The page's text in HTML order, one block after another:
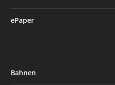
ePaper
Bahnen